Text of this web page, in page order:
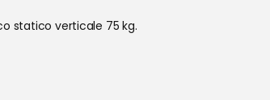
statico verticale 75 kg.